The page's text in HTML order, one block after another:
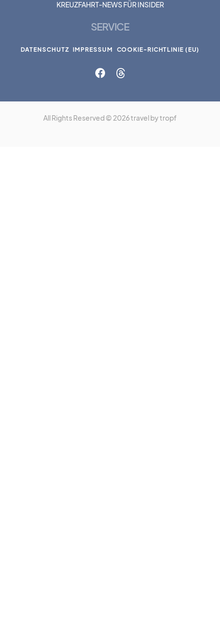
KREUZFAHRT-NEWS FÜR INSIDER
SERVICE
DATENSCHUTZ IMPRESSUM COOKIE-RICHTLINIE (EU)
All Rights Reserved © 2026 travel by tropf